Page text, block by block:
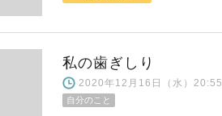
私の歯ぎしり
2020年12月16日（水）
自分のこと